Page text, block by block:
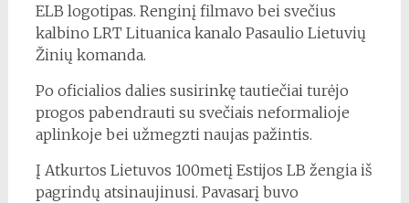
ELB logotipas. Renginį filmavo bei svečius
kalbino LRT Lituanica kanalo Pasaulio Lietuvių
Žinių komanda.
Po oficialios dalies susirinkę tautiečiai turėjo
progos pabendrauti su svečiais neformalioje
aplinkoje bei užmegzti naujas pažintis.
Į Atkurtos Lietuvos 100metį Estijos LB žengia iš
pagrindų atsinaujinusi. Pavasarį buvo